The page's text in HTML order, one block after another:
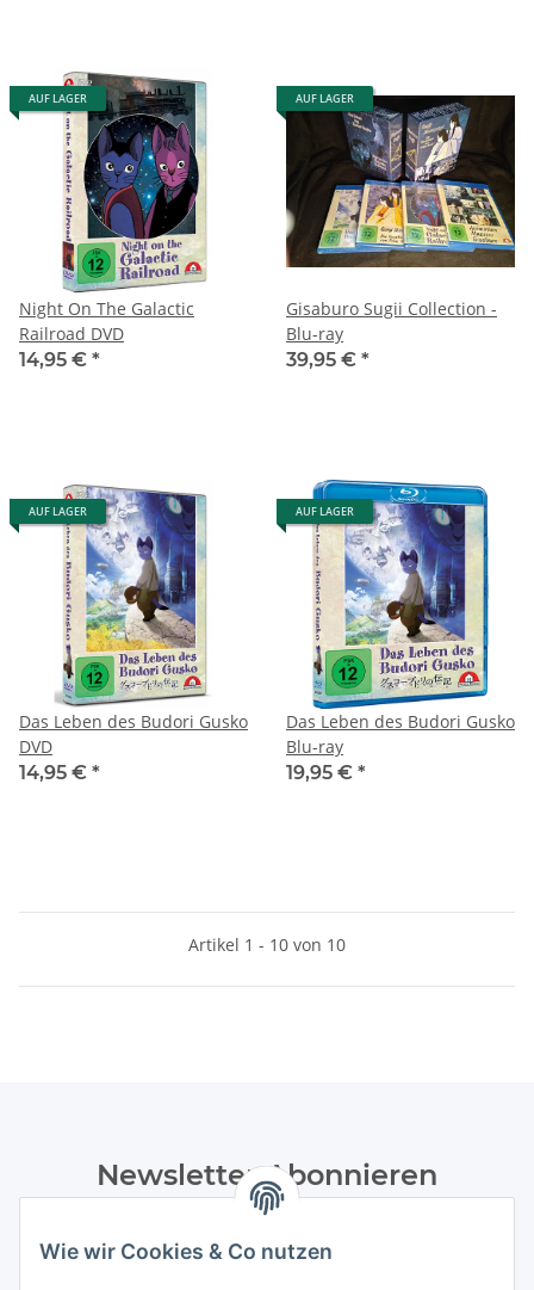
Wie wir Cookies & Co nutzen
AUF LAGER
Night On The Galactic
Railroad DVD
14,95 € *
AUF LAGER
Gisaburo Sugii Collection -
Blu-ray
39,95 € *
AUF LAGER
Das Leben des Budori Gusko
DVD
14,95 € *
AUF LAGER
Das Leben des Budori Gusko
Blu-ray
19,95 € *
Artikel 1 - 10 von 10
Newsletter Abonnieren
Bitte senden Sie mir entsprechend Ihrer
Datenschutzerklärungregelmäßig und jederzeit widerruflich